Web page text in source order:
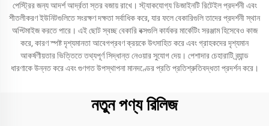
পেস্ট্রির জন্য আদর্শ আর্দ্রতা স্তর বজায় রাখে। স্ট্যাকযোগ্য ডিজাইনটি রিটেইল প্রদর্শনী এবং
শীতলীকরণ ইউনিটগুলিতে সংরক্ষণ দক্ষতা সর্বাধিক করে, যার ফলে বেকারিগুলি তাদের প্রদর্শনী স্থান
অপ্টিমাইজ করতে পারে। এই ছোট স্বচ্ছ বেকারি বক্সগুলি কার্যকর মার্কেটিং সরঞ্জাম হিসেবেও কাজ
করে, কারণ স্পষ্ট দৃশ্যমানতা আবেগপ্রবণ ক্রয়কে উৎসাহিত করে এবং গ্রাহকদের দৃশ্যমান
আকর্ষণীয়তার ভিত্তিতে তথ্যপূর্ণ সিদ্ধান্ত নেওয়ার সুযোগ দেয়। পেশাদার চেহারাটি ব্র্যান্ড
ধারণাকে উন্নত করে এবং গুণগত উপস্থাপনা মানদণ্ডের প্রতি প্রতিশ্রুতিবদ্ধতা প্রদর্শন করে।
নতুন পণ্য রিলিজ